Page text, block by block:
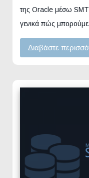
της Oracle μέσω
γενικά πώς
Διαβάστε